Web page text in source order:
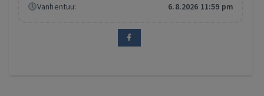
Vanhentuu:
6.8.2026 11:59 pm